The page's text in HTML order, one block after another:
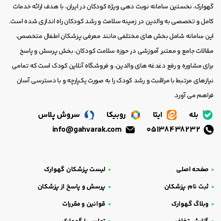
گهوارک، نخستین سامانه نوبت دهی ویژه کودکان در ایران، با هدف ارائه خدمات
کامل و تخصصی به والدین در زمینه سلامت و رشد کودکان راه اندازی شده است.
این سامانه شامل بخش های مختلفی مانند معرفی پزشکان اطفال متخصص،
مقالات جامع و معتبر آموزشی در حوزه سلامت کودکان، بخش پرسش و پاسخ
برای مشاوره و رفع دغدغه های والدین، و فروشگاه آنلاین کودک است که تمامی
نیازهای مرتبط با مراقبت و رشد کودک را به صورت یکپارچه و با دسترسی آسان
فراهم می آورد.
بله ایتا روبیکا
سروش پلاس
صفحه اصلی
لیست پزشکان گهوارک
ثبت نام پزشکان
پرسش و پاسخ از پزشکان
وبلاگ گهوارک
قوانین و مقررات